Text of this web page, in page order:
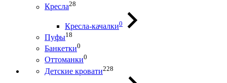
Кресла28
Кресла-качалки0
Пуфы18
Банкетки0
Оттоманки0
Детские кровати228